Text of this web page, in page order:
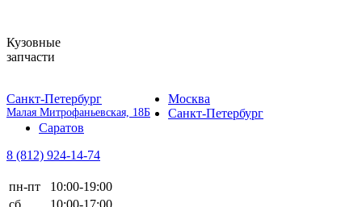
Кузовные
запчасти
Санкт-Петербург
Малая Митрофаньевская, 18Б
Москва
Санкт-Петербург
Саратов
8 (812) 924-14-74
пн-пт
10:00-19:00
сб
10:00-17:00